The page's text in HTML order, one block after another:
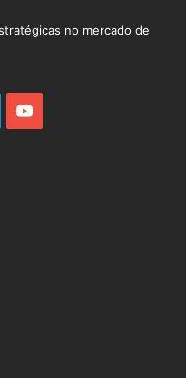
no mercado de
YouTube